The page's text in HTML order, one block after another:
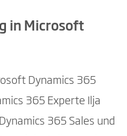
in Microsoft
Dynamics 365
365 Experte Ilja
365 Sales und